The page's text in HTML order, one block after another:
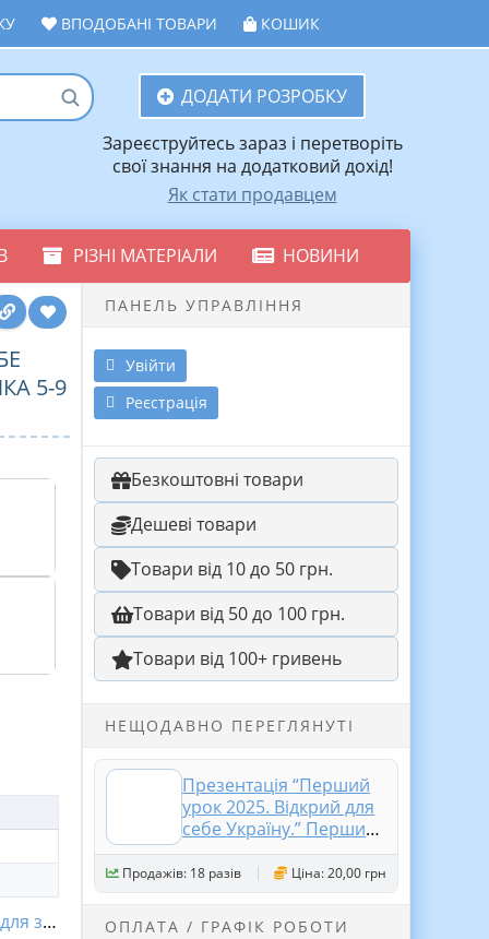
ВПОДОБАНІ ТОВАРИ КОШИК
ДОДАТИ РОЗРОБКУ
Зареєструйтесь зараз і перетворіть
свої знання на додатковий дохід!
Як стати продавцем
РІЗНІ МАТЕРІАЛИ НОВИНИ
5-9
ПАНЕЛЬ УПРАВЛІННЯ
Увійти
Реєстрація
Безкоштовні товари
Дешеві товари
Товари від 10 до 50 грн.
Товари від 50 до 100 грн.
Товари від 100+ гривень
НЕЩОДАВНО ПЕРЕГЛЯНУТІ
Презентація “Перший
урок 2025. Відкрий для
себе Україну.” Перший
дзвоник. Свято
першого дзвоника 5-9
клас
Продажів: 18 разів Ціна: 20,00 грн
ОПЛАТА / ГРАФІК РОБОТИ